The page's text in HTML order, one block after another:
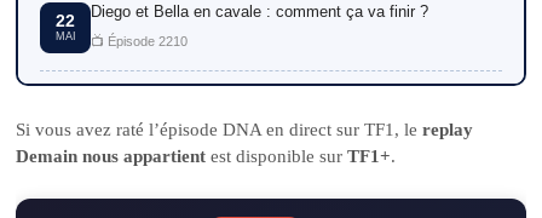
22
MAI
Diego et Bella en cavale : comment ça va finir ?
📺 Épisode 2210
Si vous avez raté l’épisode DNA en direct sur TF1, lereplay
Demain nous appartient est disponible surTF1+.